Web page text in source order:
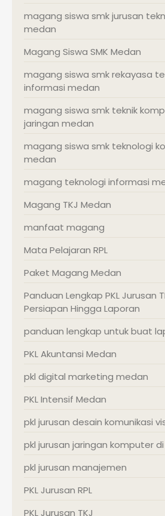
magang siswa smk jurusan
medan
Magang Siswa SMK Medan
magang siswa smk rekayasa
informasi medan
magang siswa smk teknik
jaringan medan
magang siswa smk teknologi
medan
magang teknologi informasi
Magang TKJ Medan
manfaat magang
Mata Pelajaran RPL
Paket Magang Medan
Panduan Lengkap PKL Jurusan
Persiapan Hingga Laporan
panduan lengkap untuk buat
PKL Akuntansi Medan
pkl digital marketing medan
PKL Intensif Medan
pkl jurusan desain komunikasi
pkl jurusan jaringan komputer
pkl jurusan manajemen
PKL Jurusan RPL
PKL Jurusan TKJ